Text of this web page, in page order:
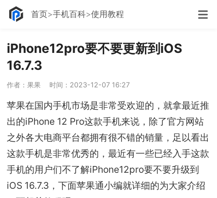
首页 手机百科 使用教程
iPhone12pro要不要更新到iOS
16.7.3
作者：果果 时间：2023-12-07 16:27
苹果在国内手机市场是非常受欢迎的，就拿最近推
出的iPhone 12 Pro这款手机来说，除了官方网站
之外各大电商平台都拥有很不错的销量，足以看出
这款手机是非常优秀的，最近有一些已经入手这款
手机的用户们不了解iPhone12pro要不要升级到
iOS 16.7.3，下面苹果通小编就详细的为大家介绍